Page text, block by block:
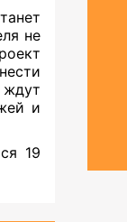
не
и
19